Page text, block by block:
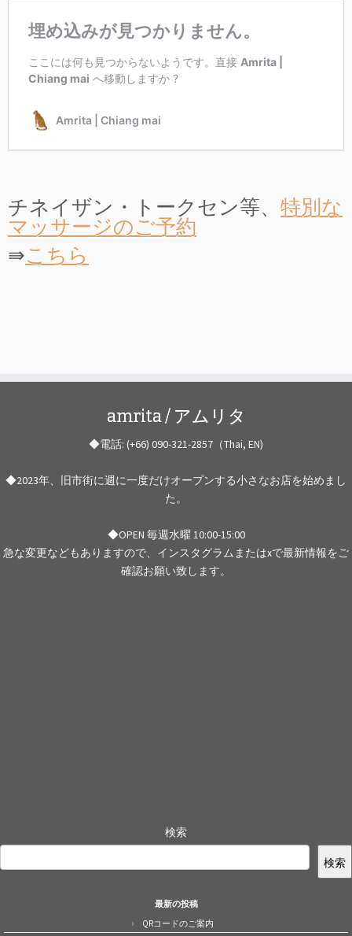
チネイザン・トークセン等、 特別な
マッサージのご予約
⇛こちら
amrita / アムリタ
◆電話: (+66) 090-321-2857（Thai, EN)
◆2023年、旧市街に週に一度だけオープンする小さなお店を始めまし
た。
◆OPEN 毎週水曜 10:00-15:00
急な変更などもありますので、インスタグラムまたはxで最新情報をご
確認お願い致します。
検索
検索
最新の投稿
QRコードのご案内